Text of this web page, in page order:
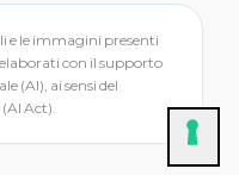
e le immagini presenti
con il supporto
(AI), ai sensi del
(AI Act).